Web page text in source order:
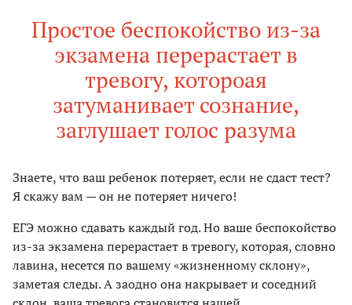
Простое беспокойство из-за
экзамена перерастает в
тревогу, котороая
затуманивает сознание,
заглушает голос разума
Знаете, что ваш ребенок потеряет, если не сдаст тест?
Я скажу вам — он не потеряет ничего!
ЕГЭ можно сдавать каждый год. Но ваше беспокойство
из-за экзамена перерастает в тревогу, которая, словно
лавина, несется по вашему «жизненному склону»,
заметая следы. А заодно она накрывает и соседний